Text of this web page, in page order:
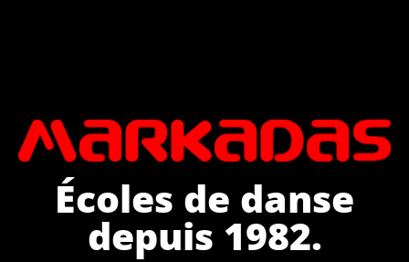
Écoles de danse
depuis 1982.